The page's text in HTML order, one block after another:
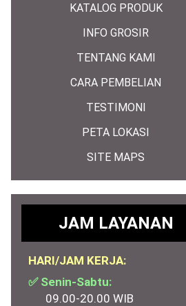
KATALOG PRODUK
INFO GROSIR
TENTANG KAMI
CARA PEMBELIAN
TESTIMONI
PETA LOKASI
SITE MAPS
JAM LAYANAN
HARI/JAM KERJA:
✅ Senin-Sabtu:
09.00-20.00 WIB